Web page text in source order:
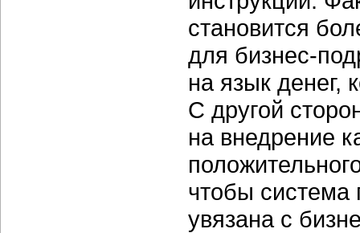
становится
для бизнес-
на язык денег,
С другой
на внедрение
чтобы система
увязана с